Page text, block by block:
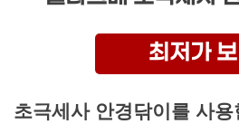
최저가 보
초극세사 안경닦이를 사